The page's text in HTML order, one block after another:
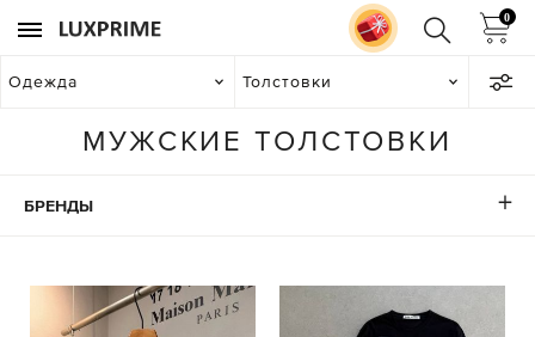
0
Одежда Толстовки
МУЖСКИЕ ТОЛСТОВКИ
БРЕНДЫ